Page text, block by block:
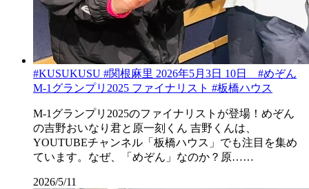
#KUSUKUSU #関根麻里 2026年5月3日 10日 #めぞん
M-1グランプリ2025 ファイナリスト #板橋ハウス
M-1グランプリ2025のファイナリストが登場！めぞん
の吉野おいなり君と原一刻くん 吉野くんは、
YOUTUBEチャンネル「板橋ハウス」でも注目を集め
ています。なぜ、「めぞん」なのか？原……
2026/5/11